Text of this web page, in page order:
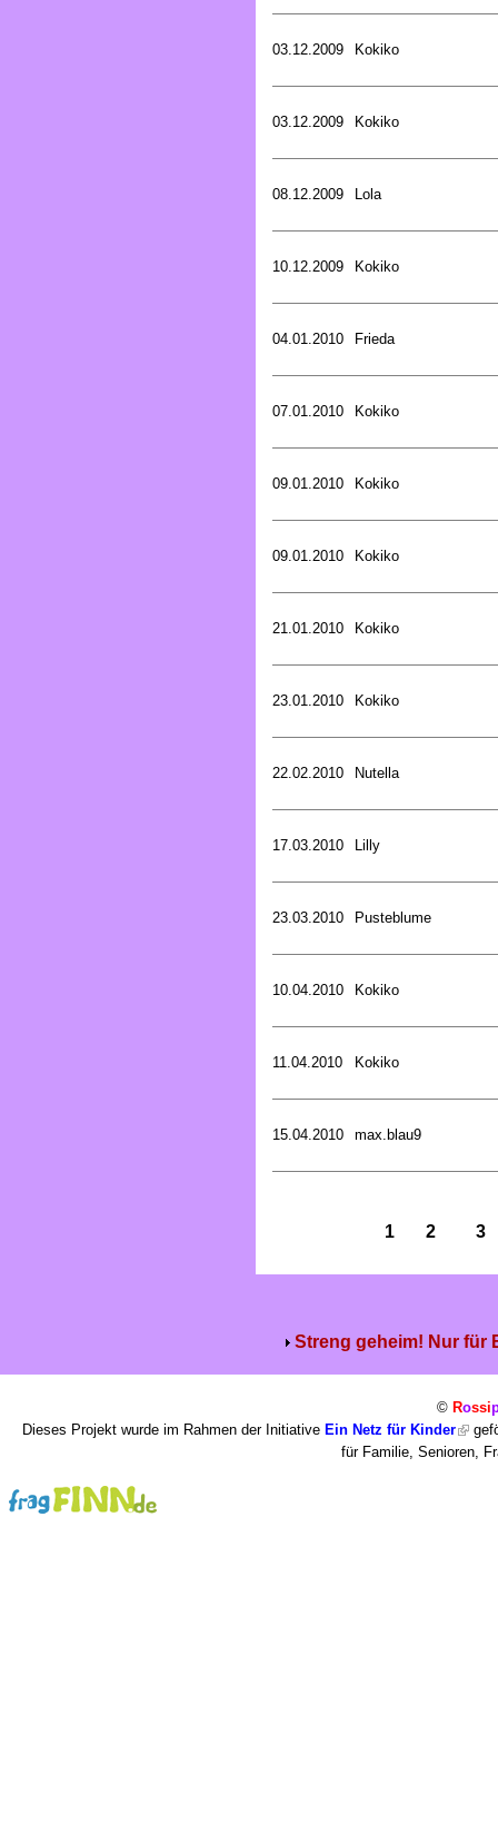
03.12.2009 Kokiko
03.12.2009 Kokiko
08.12.2009 Lola
10.12.2009 Kokiko
04.01.2010 Frieda
07.01.2010 Kokiko
09.01.2010 Kokiko
09.01.2010 Kokiko
21.01.2010 Kokiko
23.01.2010 Kokiko
22.02.2010 Nutella
17.03.2010 Lilly
23.03.2010 Pusteblume
10.04.2010 Kokiko
11.04.2010 Kokiko
15.04.2010 max.blau9
1 2 3
Streng geheim! Nur für
© Rossi
Dieses Projekt wurde im Rahmen der Initiative Ein Netz für Kinder
für Familie, Senioren,